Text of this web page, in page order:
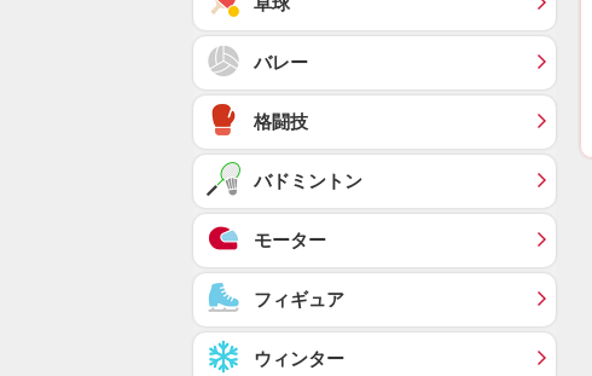
バレー
格闘技
バドミントン
モーター
フィギュア
ウィンター